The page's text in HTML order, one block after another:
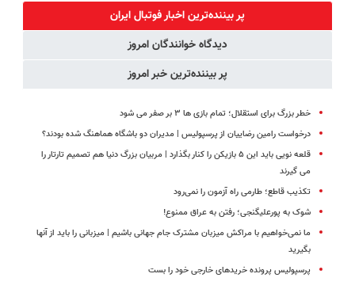
برگردون
(40%off)
◗پرسش‌نامه◖
پر بیننده‌ترین اخبار فوتبال ايران
دیدگاه خوانندگان امروز
پر بیننده‌ترین خبر امروز
خطر بزرگ برای استقلال؛ تمام بازی ها ۳ بر صفر می شود
درخواست رامین رضاییان از پرسپولیس | مدیران دو باشگاه هماهنگ شده بودند؟
قلعه نویی باید این ۵ بازیکن را کنار بگذارد | مربیان بزرگ دنیا هم تصمیم تارتار را
می گیرند
تکذیب قاطع؛‌ طارمی راه آزمون را نمی‌رود
شوک به پورعلیگنجی؛ رفتن به عراق ممنوع!
ما نمی‌خواهیم با مراکش میزبان مشترک جام جهانی باشیم |‌ میزبانی را باید از آنها
بگیرید
پرسپولیس پرونده خریدهای خارجی خود را بست